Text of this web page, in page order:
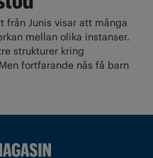
från Junis visar att många
mellan olika instanser.
strukturer kring
fortfarande nås få barn